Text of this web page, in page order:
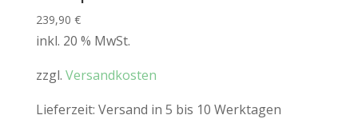
239,90 €
inkl. 20 % MwSt.
zzgl. Versandkosten
Lieferzeit: Versand in 5 bis 10 Werktagen